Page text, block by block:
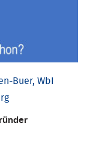
Buer, WbI